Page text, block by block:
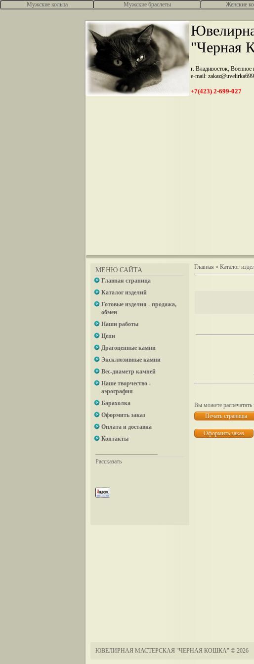
Мужские кольца Мужские браслеты Женcкие
.
"Черная
г. Владивосток,
e-mail:
+7(423) 2-699-027
МЕНЮ САЙТА
Главная страница
Каталог изделий
Готовые изделия - продажа,
обмен
Наши работы
Цепи
Драгоценные камни
Эксклюзивные камни
Вес-диаметр камней
Наше творчество -
аэрография
Барахолка
Оформить заказ
Оплата и доставка
Контакты
Рассказать
Главная » Каталог
Вы можете распечатать
ЮВЕЛИРНАЯ МАСТЕРСКАЯ "ЧЕРНАЯ КОШКА" © 2026